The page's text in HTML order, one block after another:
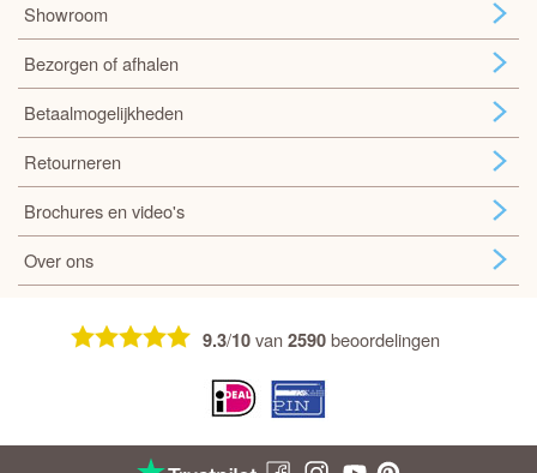
Showroom
Bezorgen of afhalen
Betaalmogelijkheden
Retourneren
Brochures en video's
Over ons
9.3/10van2590beoordelingen